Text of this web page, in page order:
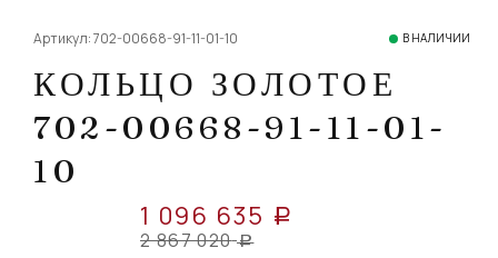
Артикул: 702-00668-91-11-01-10 В НАЛИЧИИ
КОЛЬЦО ЗОЛОТОЕ
702-00668-91-11-01-
10
1 096 635 a
2 867 020 a